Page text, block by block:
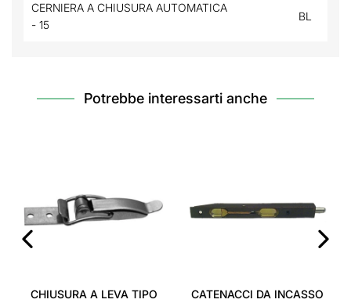
CERNIERA A CHIUSURA AUTOMATICA
- 15
BL
Potrebbe interessarti anche
CHIUSURA A LEVA TIPO
CATENACCI DA INCASSO